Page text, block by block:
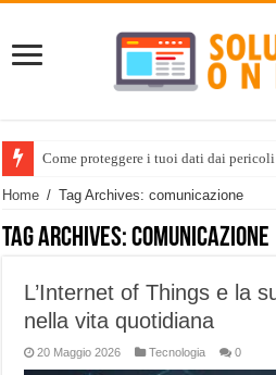
Come proteggere i tuoi dati dai
Home / Tag Archives: comunicazione
Tag Archives:comunicazione
L’Internet of Things e la
nella vita quotidiana
20 Maggio 2026 Tecnologia 0